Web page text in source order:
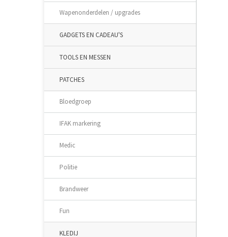
Wapenonderdelen / upgrades
GADGETS EN CADEAU'S
TOOLS EN MESSEN
PATCHES
Bloedgroep
IFAK markering
Medic
Politie
Brandweer
Fun
KLEDIJ